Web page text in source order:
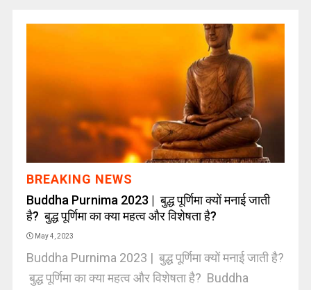
BREAKING NEWS
Buddha Purnima 2023 | बुद्ध पूर्णिमा क्यों मनाई जाती
है? बुद्ध पूर्णिमा का क्या महत्व और विशेषता है?
May 4, 2023
Buddha Purnima 2023 | बुद्ध पूर्णिमा क्यों मनाई जाती है?
बुद्ध पूर्णिमा का क्या महत्व और विशेषता है? Buddha